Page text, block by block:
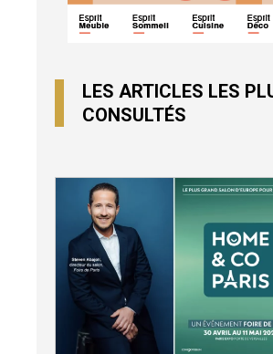
LES ARTICLES LES
CONSULTÉS